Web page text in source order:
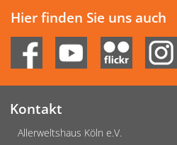
Hier finden Sie uns auch
Kontakt
Allerweltshaus Köln e.V.